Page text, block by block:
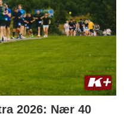
2026: Nær 40